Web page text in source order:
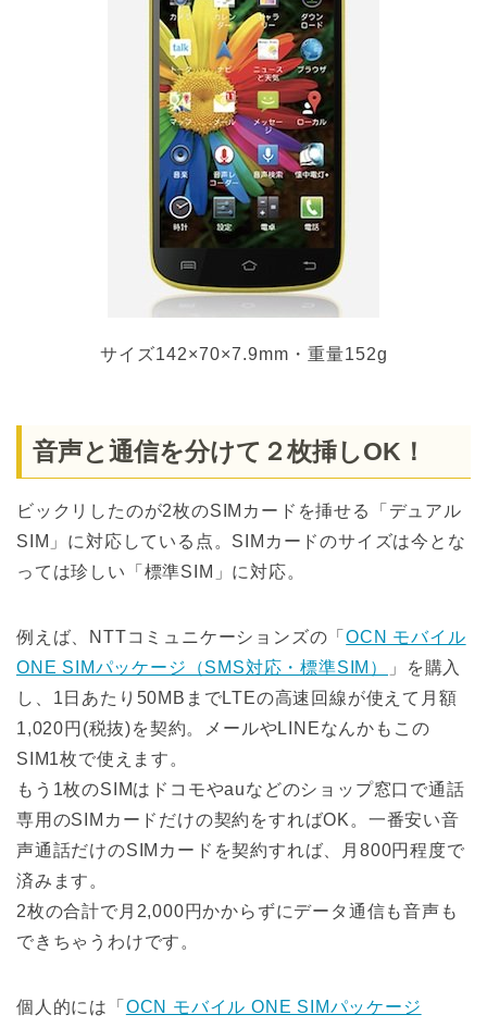
サイズ142×70×7.9mm・重量152g
音声と通信を分けて２枚挿しOK！
ビックリしたのが2枚のSIMカードを挿せる「デュアル
SIM」に対応している点。SIMカードのサイズは今とな
っては珍しい「標準SIM」に対応。
例えば、NTTコミュニケーションズの「OCN モバイル
ONE SIMパッケージ（SMS対応・標準SIM）
」を購入
し、1日あたり50MBまでLTEの高速回線が使えて月額
1,020円(税抜)を契約。メールやLINEなんかもこの
SIM1枚で使えます。
もう1枚のSIMはドコモやauなどのショップ窓口で通話
専用のSIMカードだけの契約をすればOK。一番安い音
声通話だけのSIMカードを契約すれば、月800円程度で
済みます。
2枚の合計で月2,000円かからずにデータ通信も音声も
できちゃうわけです。
個人的には「 OCN モバイル ONE SIMパッケージ